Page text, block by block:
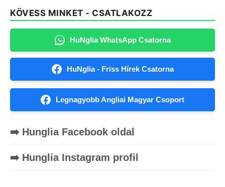
KÖVESS MINKET - CSATLAKOZZ
HuNglia WhatsApp Csatorna
HuNglia - Friss Hírek Csatorna
Legnagyobb Angliai Magyar Csoport
➡️ Hunglia Facebook oldal
➡️ Hunglia Instagram profil